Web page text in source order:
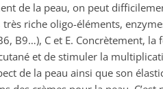
de la peau, on peut
riche oligo-éléments,
B9…), C et E. Concrètement,
et de stimuler la
de la peau ainsi que son